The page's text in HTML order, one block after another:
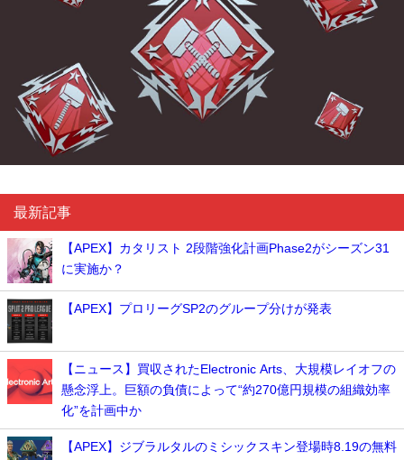
最新記事
【APEX】カタリスト 2段階強化計画Phase2がシーズン31
に実施か？
【APEX】プロリーグSP2のグループ分けが発表
【ニュース】買収されたElectronic Arts、大規模レイオフの
懸念浮上。巨額の負債によって“約270億円規模の組織効率
化”を計画中か
【APEX】ジブラルタルのミシックスキン登場時8.19の無料